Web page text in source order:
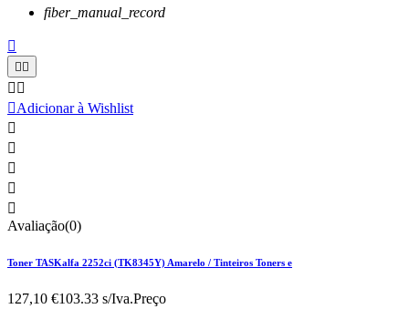
fiber_manual_record

 
 
Adicionar à Wishlist





Avaliação(0)
Toner TASKalfa 2252ci (TK8345Y) Amarelo / Tinteiros Toners e
127,10 €103.33 s/Iva.Preço